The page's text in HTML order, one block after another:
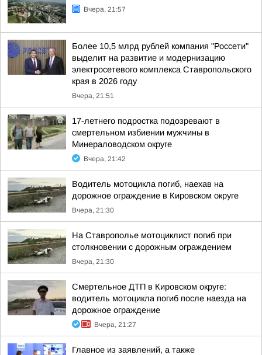
Вчера, 21:57
Более 10,5 млрд рублей компания "Россети"
выделит на развитие и модернизацию
электросетевого комплекса Ставропольского
края в 2026 году
Вчера, 21:51
17-летнего подростка подозревают в
смертельном избиении мужчины в
Минераловодском округе
Вчера, 21:42
Водитель мотоцикла погиб, наехав на
дорожное ограждение в Кировском округе
Вчера, 21:30
На Ставрополье мотоциклист погиб при
столкновении с дорожным ограждением
Вчера, 21:30
Смертельное ДТП в Кировском округе:
водитель мотоцикла погиб после наезда на
дорожное ограждение
Вчера, 21:27
Главное из заявлений, а также